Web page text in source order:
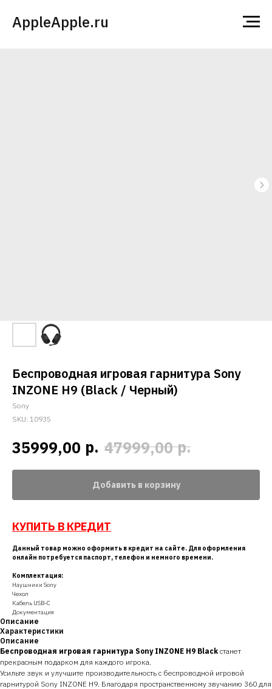
AppleApple.ru
Беспроводная игровая гарнитура Sony
INZONE H9 (Black / Черный)
Sony
SKU: 10935
35999,00 р. 47999,00 р.
Добавить в корзину
КУПИТЬ В КРЕДИТ
Данный товар можно оформить в кредит на сайте. Для оформления
онлайн потребуется паспорт, телефон и немного времени.
Комплектация:
Наушники Sony
Чехол
Кабель USB-C
Документация
Описание
Характеристики
Описание
Беспроводная игровая гарнитура Sony INZONE H9 Black станет
прекрасным подарком для каждого игрока.
Усильте звук и улучшите производительность с беспроводной игровой
гарнитурой Sony INZONE H9. Благодаря пространственному звучанию 360 для